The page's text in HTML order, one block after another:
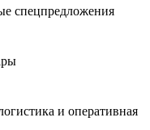
спецпредложения
и оперативная